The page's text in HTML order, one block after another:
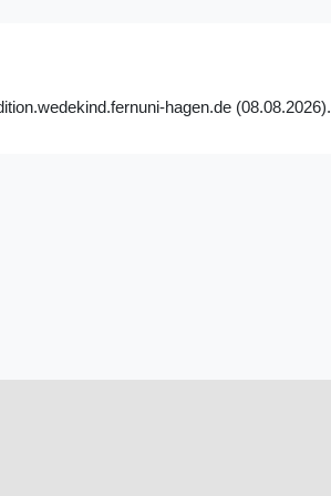
hagen.de (08.08.2026).